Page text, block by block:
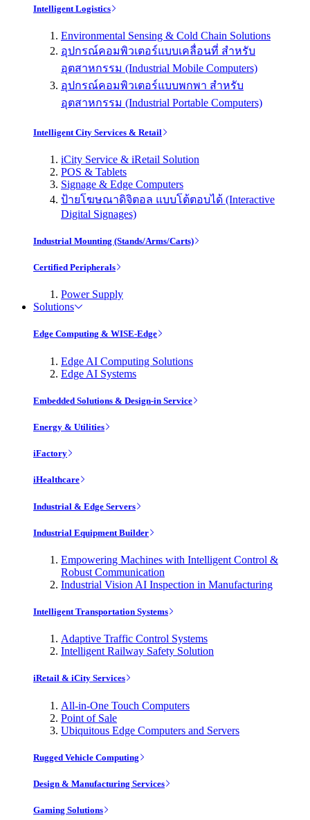
Intelligent Logistics
Environmental Sensing & Cold Chain Solutions
อุปกรณ์คอมพิวเตอร์แบบเคลื่อนที่ สำหรับ
อุตสาหกรรม (Industrial Mobile Computers)
อุปกรณ์คอมพิวเตอร์แบบพกพา สำหรับ
อุตสาหกรรม (Industrial Portable Computers)
Intelligent City Services & Retail
iCity Service & iRetail Solution
POS & Tablets
Signage & Edge Computers
ป้ายโฆษณาดิจิตอล แบบโต้ตอบได้ (Interactive
Digital Signages)
Industrial Mounting (Stands/Arms/Carts)
Certified Peripherals
Power Supply
Solutions
Edge Computing & WISE-Edge
Edge AI Computing Solutions
Edge AI Systems
Embedded Solutions & Design-in Service
Energy & Utilities
iFactory
iHealthcare
Industrial & Edge Servers
Industrial Equipment Builder
Empowering Machines with Intelligent Control &
Robust Communication
Industrial Vision AI Inspection in Manufacturing
Intelligent Transportation Systems
Adaptive Traffic Control Systems
Intelligent Railway Safety Solution
iRetail & iCity Services
All-in-One Touch Computers
Point of Sale
Ubiquitous Edge Computers and Servers
Rugged Vehicle Computing
Design & Manufacturing Services
Gaming Solutions